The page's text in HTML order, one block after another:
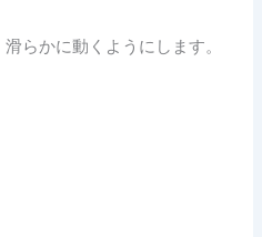
らかに動くようにします。